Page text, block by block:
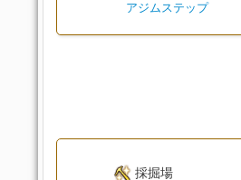
アジムステップ
採掘場